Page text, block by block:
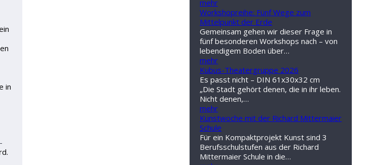
in
mehr
Workshopreihe: Fünf Wege zum
Mittelpunkt der Erde
Gemeinsam gehen wir dieser Frage in
fünf besonderen Workshops nach – von
lebendigem Boden über…
mehr
Kubus-Theatergruppe 2026
Es passt nicht – DIN 61x30x32 cm
„Die Stadt gehört denen, die in ihr leben.
Nicht denen,…
mehr
Kunstwoche mit der Richard Mittermaier
Schule
Für ein Kompaktprojekt Kunst sind 3
Berufsschulstufen aus der Richard
Mittermaier Schule in die…